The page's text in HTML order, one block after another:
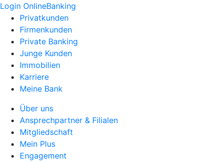
Login OnlineBanking
Privatkunden
Firmenkunden
Private Banking
Junge Kunden
Immobilien
Karriere
Meine Bank
Über uns
Ansprechpartner & Filialen
Mitgliedschaft
Mein Plus
Engagement